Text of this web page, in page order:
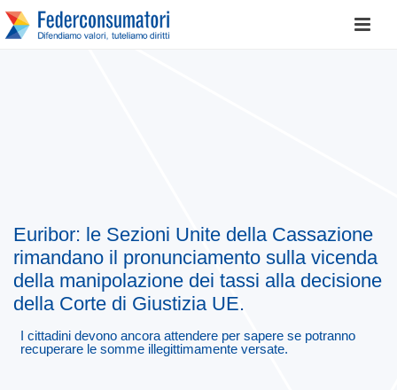
Euribor: le Sezioni Unite della Cassazione
rimandano il pronunciamento sulla vicenda
della manipolazione dei tassi alla decisione
della Corte di Giustizia UE.
I cittadini devono ancora attendere per sapere se potranno
recuperare le somme illegittimamente versate.